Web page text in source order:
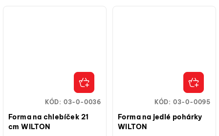
Forma na chlebíček 21
cm WILTON
KÓD: 03-0-0036
Forma na jedlé pohárky
WILTON
KÓD: 03-0-0095